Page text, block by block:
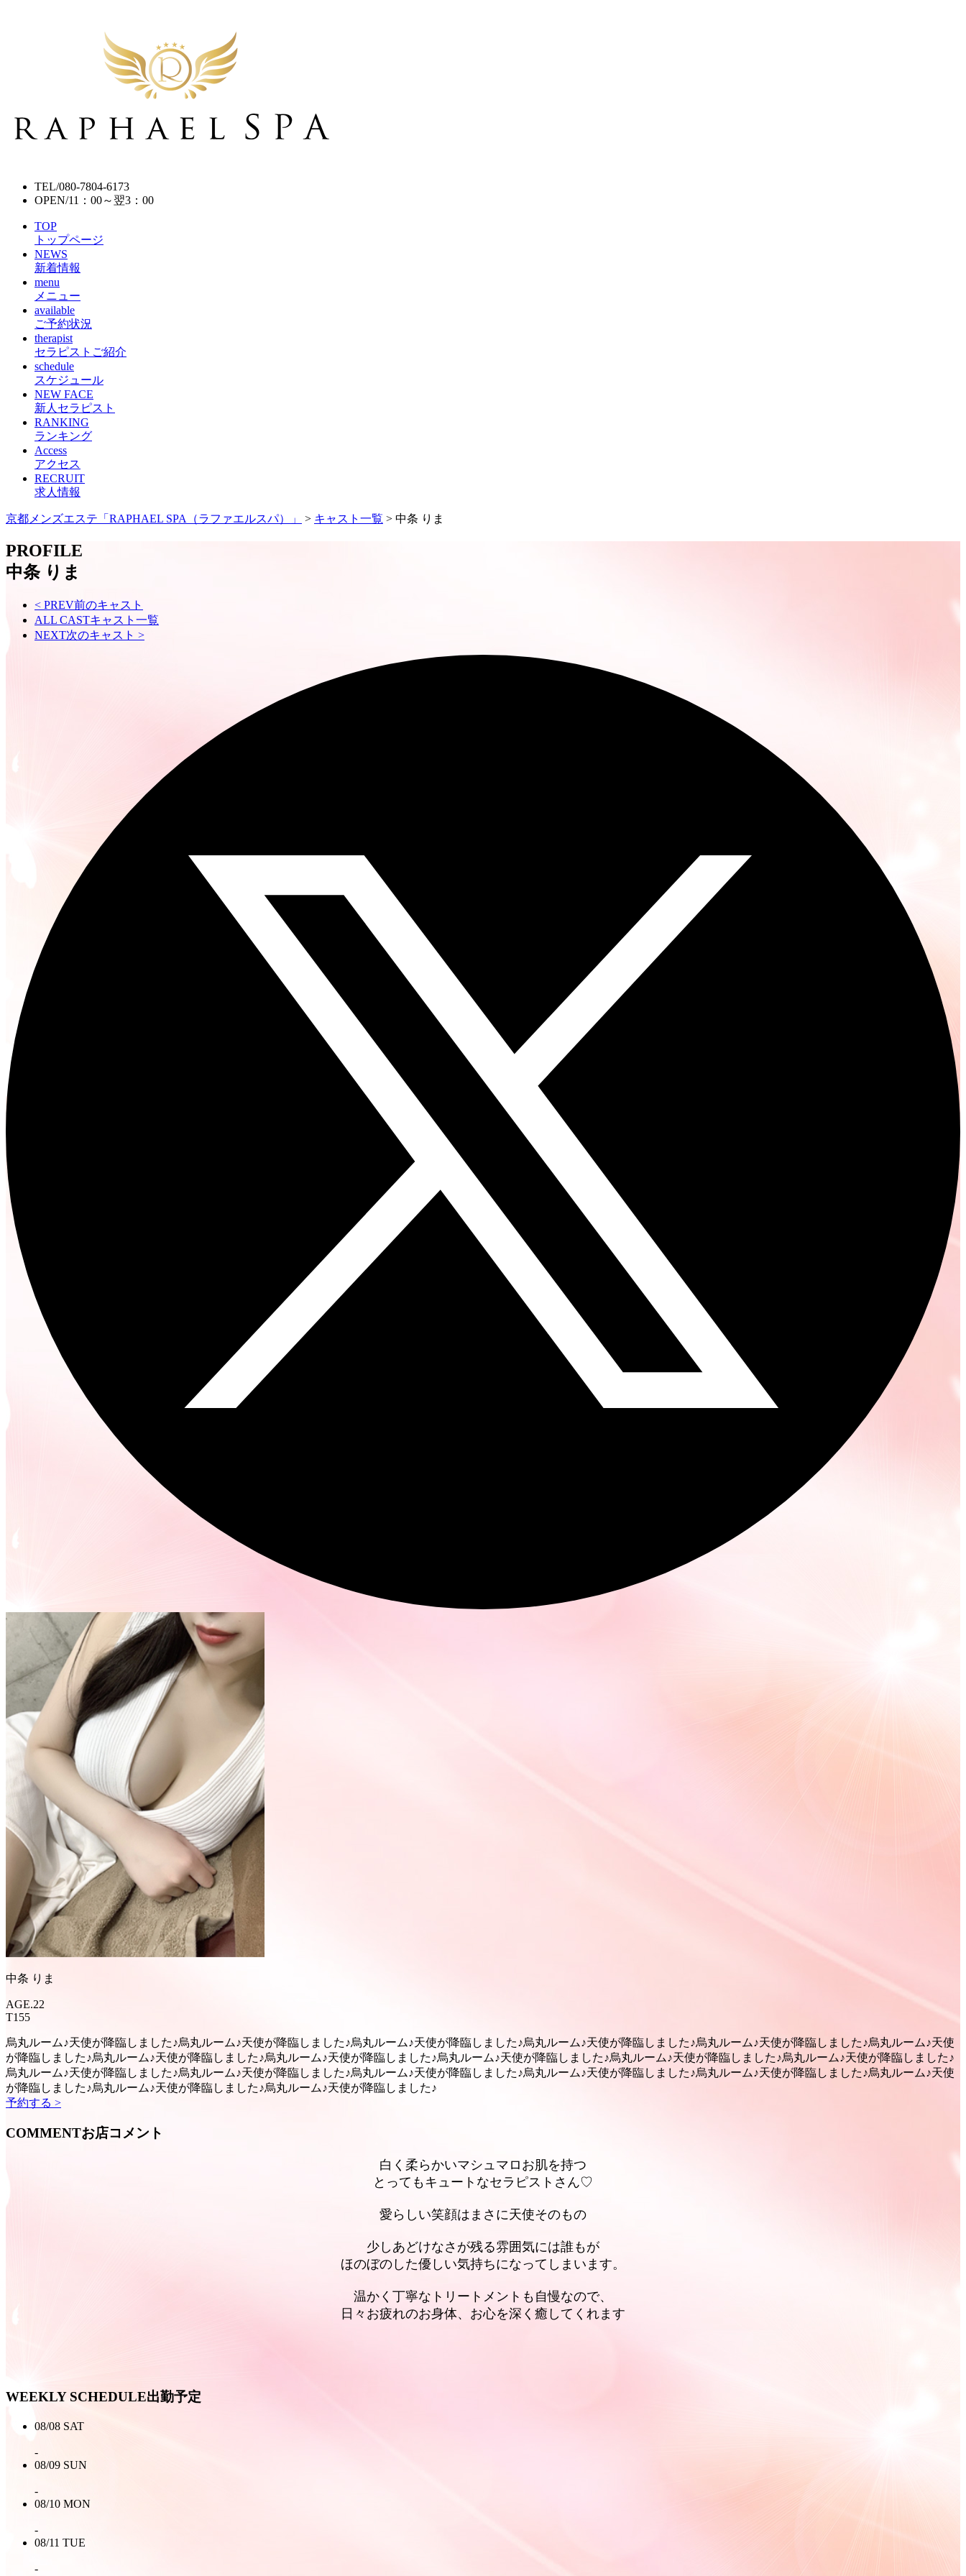
TEL/080-7804-6173
OPEN/11：00～翌3：00
TOP
トップページ
NEWS
新着情報
menu
メニュー
available
ご予約状況
therapist
セラピストご紹介
schedule
スケジュール
NEW FACE
新人セラピスト
RANKING
ランキング
Access
アクセス
RECRUIT
求人情報
京都メンズエステ「RAPHAEL SPA（ラファエルスパ）」 > キャスト一覧 > 中条 りま
PROFILE
中条 りま
< PREV前のキャスト
ALL CASTキャスト一覧
NEXT次のキャスト >
中条 りま
AGE.22
T155
烏丸ルーム♪天使が降臨しました♪烏丸ルーム♪天使が降臨しました♪烏丸ルーム♪天使が降臨しました♪烏丸ルーム♪天使が降臨しました♪烏丸ルーム♪天使が降臨しました♪烏丸ルーム♪天使
が降臨しました♪烏丸ルーム♪天使が降臨しました♪烏丸ルーム♪天使が降臨しました♪烏丸ルーム♪天使が降臨しました♪烏丸ルーム♪天使が降臨しました♪烏丸ルーム♪天使が降臨しました♪
烏丸ルーム♪天使が降臨しました♪烏丸ルーム♪天使が降臨しました♪烏丸ルーム♪天使が降臨しました♪烏丸ルーム♪天使が降臨しました♪烏丸ルーム♪天使が降臨しました♪烏丸ルーム♪天使
が降臨しました♪烏丸ルーム♪天使が降臨しました♪烏丸ルーム♪天使が降臨しました♪
予約する >
COMMENTお店コメント
白く柔らかいマシュマロお肌を持つ
とってもキュートなセラピストさん♡
愛らしい笑顔はまさに天使そのもの
少しあどけなさが残る雰囲気には誰もが
ほのぼのした優しい気持ちになってしまいます。
温かく丁寧なトリートメントも自慢なので、
日々お疲れのお身体、お心を深く癒してくれます
WEEKLY SCHEDULE出勤予定
08/08 SAT
-
08/09 SUN
-
08/10 MON
-
08/11 TUE
-